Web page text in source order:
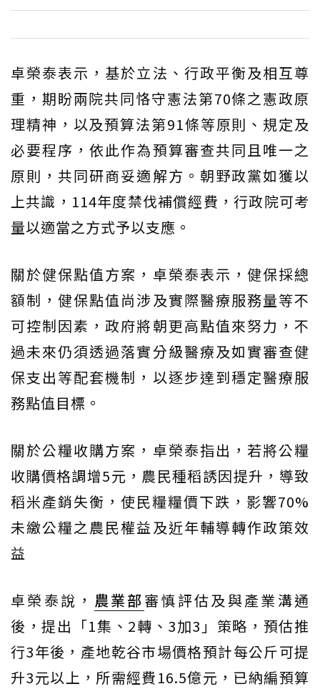
卓榮泰表示，基於立法、行政平衡及相互尊
重，期盼兩院共同恪守憲法第70條之憲政原
理精神，以及預算法第91條等原則、規定及
必要程序，依此作為預算審查共同且唯一之
原則，共同研商妥適解方。朝野政黨如獲以
上共識，114年度禁伐補償經費，行政院可考
量以適當之方式予以支應。
關於健保點值方案，卓榮泰表示，健保採總
額制，健保點值尚涉及實際醫療服務量等不
可控制因素，政府將朝更高點值來努力，不
過未來仍須透過落實分級醫療及如實審查健
保支出等配套機制，以逐步達到穩定醫療服
務點值目標。
關於公糧收購方案，卓榮泰指出，若將公糧
收購價格調增5元，農民種稻誘因提升，導致
稻米產銷失衡，使民糧糧價下跌，影響70%
未繳公糧之農民權益及近年輔導轉作政策效
益
卓榮泰說， 農業部審慎評估及與產業溝通
後，提出「1集、2轉、3加3」策略，預估推
行3年後，產地乾谷市場價格預計每公斤可提
升3元以上，所需經費16.5億元，已納編預算